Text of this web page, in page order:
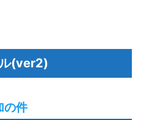
(ver2)
件